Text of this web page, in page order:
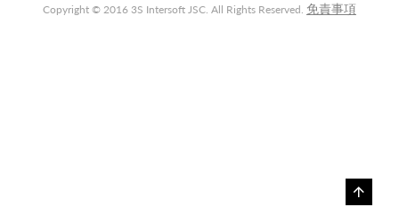
Copyright © 2016 3S Intersoft JSC. All Rights Reserved. 免責事項